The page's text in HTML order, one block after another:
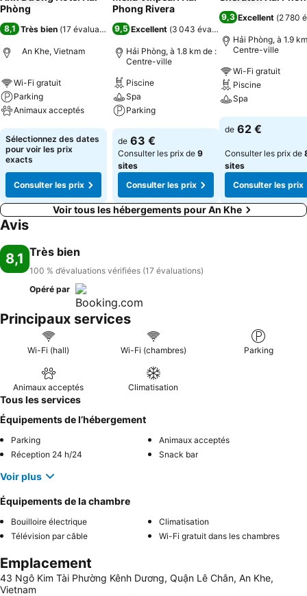
Phòng
8,1 Très bien (17 évaluations)
An Khe, Vietnam
Wi-Fi gratuit
Parking
Animaux acceptés
Consulter les prix
Sélectionnez des dates
pour voir les prix
exacts
Consulter les prix
Phong Rivera
9,5 Excellent (3 043 évaluations
Hải Phòng, à 1.8 km de :
Centre-ville
Piscine
Spa
Parking
Consulter les prix
de 63 €
Consulter les prix de 9
sites
Consulter les prix
9,3 Excellent (2 780
Hải Phòng, à 1.9
Centre-ville
Wi-Fi gratuit
Piscine
Spa
Consulter les
de 62 €
Consulter les prix de
sites
Consulter les prix
Voir tous les hébergements pour An Khe
Avis
8,1 Très bien
100 % d’évaluations vérifiées (17 évaluations)
Opéré par
Principaux services
Wi-Fi (hall) Wi-Fi (chambres) Parking
Animaux acceptés Climatisation
Tous les services
Équipements de l’hébergement
Parking
Animaux acceptés
Réception 24 h/24
Snack bar
Voir plus
Équipements de la chambre
Bouilloire électrique
Climatisation
Télévision par câble
Wi-Fi gratuit dans les chambres
Emplacement
43 Ngô Kim Tài Phường Kênh Dương, Quận Lê Chân, An Khe,
Vietnam